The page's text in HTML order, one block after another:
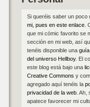
Si queréis saber un poco
mi, pues en este enlace.
que mi cómic favorito se
sección en mi web, así
tenéis disponible una
del universo Hellboy. El
este blog está bajo una
Creative Commons y
agregado aquí tenéis la
privacidad de la web. Ah,
apatece favorecer mi